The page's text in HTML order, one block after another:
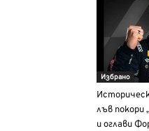
Избрано
лъв покори
и оглави